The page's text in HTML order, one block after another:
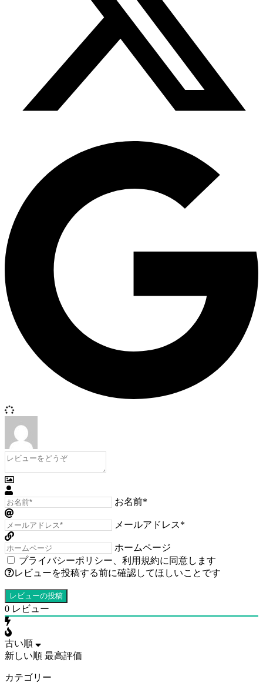
お名前*
メールアドレス*
ホームページ
プライバシーポリシー
利用規約に同意します
レビューを投稿する前に確認してほしいことです
0 レビュー
古い順
新しい順 最高評価
カテゴリー